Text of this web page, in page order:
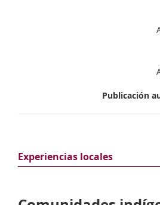
Publicación
Experiencias locales